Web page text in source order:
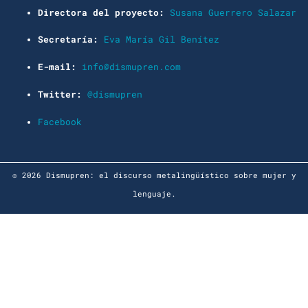
Directora del proyecto: Susana Guerrero Salazar
Secretaría: Eva María Gil Benítez
E-mail: info@dismupren.com
Twitter: @dismupren
Facebook
© 2026 Dismupren: el discurso metalingüístico sobre mujer y
lenguaje.